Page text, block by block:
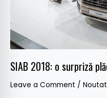
SIAB 2018: o surpriză
Leave a Comment /